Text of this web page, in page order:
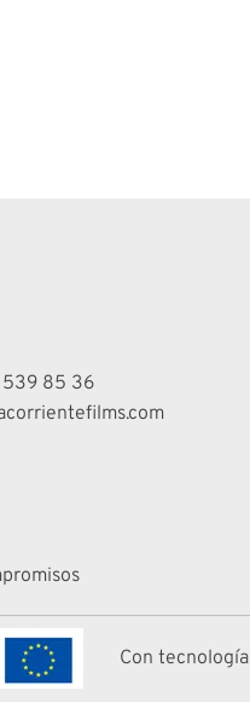
539 85 36
Con tecnología